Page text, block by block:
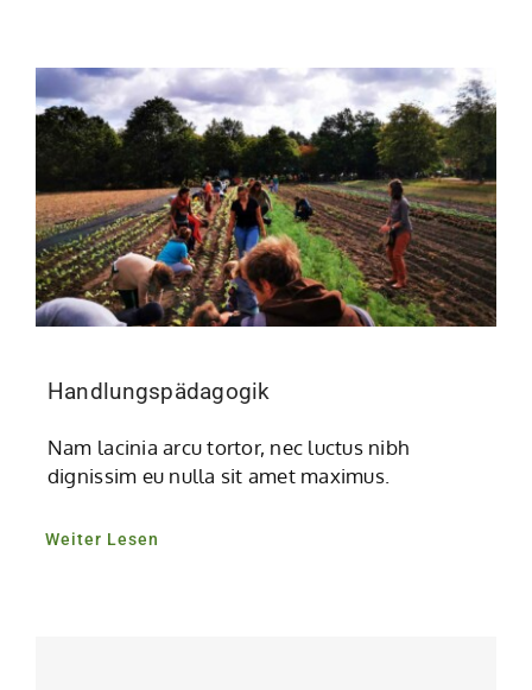
Handlungspädagogik
Nam lacinia arcu tortor, nec luctus nibh
dignissim eu nulla sit amet maximus.
Weiter Lesen